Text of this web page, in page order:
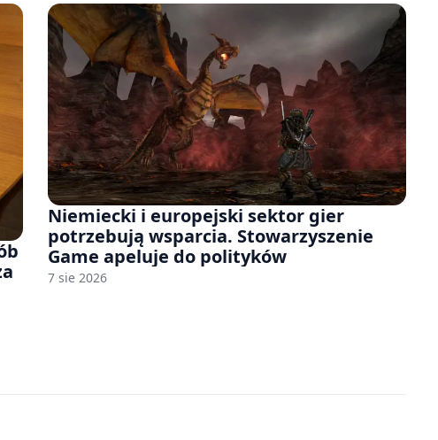
Niemiecki i europejski sektor gier
potrzebują wsparcia. Stowarzyszenie
Game apeluje do polityków
7 sie 2026